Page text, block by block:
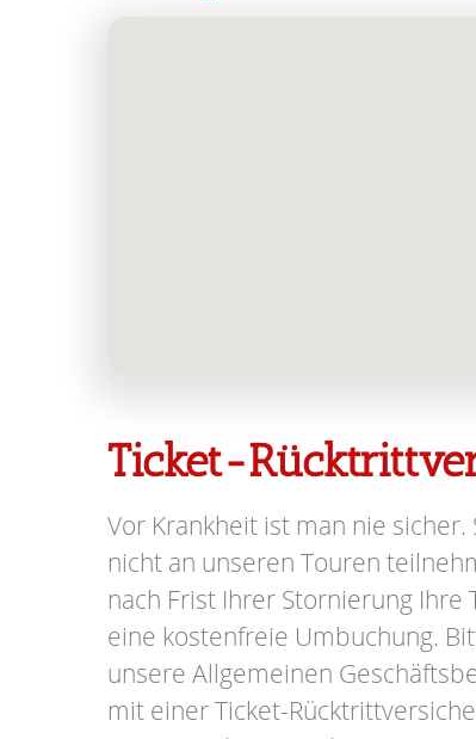
Ticket-
Vor Krankheit ist man nie
nicht an unseren Touren
nach Frist Ihrer Stornierung Ihre
eine kostenfreie Umbuchung.
unsere Allgemeinen
mit einer Ticket-